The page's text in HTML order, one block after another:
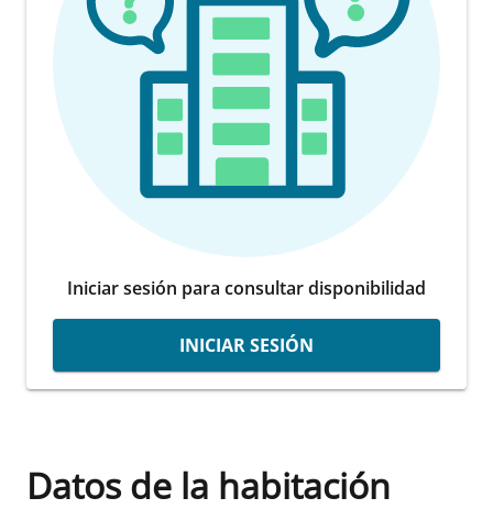
Iniciar sesión para consultar disponibilidad
INICIAR SESIÓN
Datos de la habitación